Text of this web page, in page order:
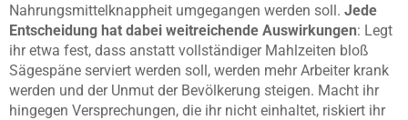
Nahrungsmittelknappheit umgegangen werden soll. Jede
Entscheidung hat dabei weitreichende Auswirkungen: Legt
ihr etwa fest, dass anstatt vollständiger Mahlzeiten bloß
Sägespäne serviert werden soll, werden mehr Arbeiter krank
werden und der Unmut der Bevölkerung steigen. Macht ihr
hingegen Versprechungen, die ihr nicht einhaltet, riskiert ihr